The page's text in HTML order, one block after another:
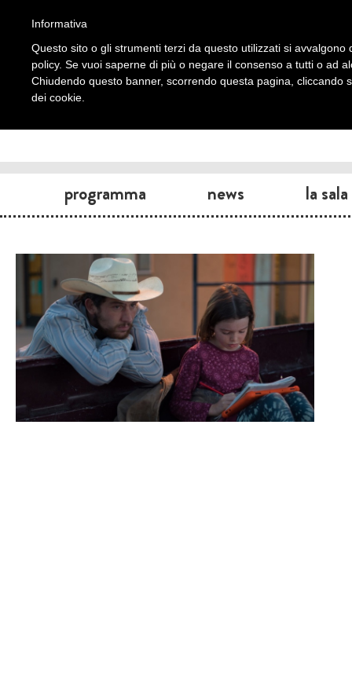
programma news la sala
Informativa
Questo sito o gli strumenti terzi da questo utilizzati si
policy. Se vuoi saperne di più o negare il consenso a tutti o ad
Chiudendo questo banner, scorrendo questa pagina, cliccando
dei cookie.